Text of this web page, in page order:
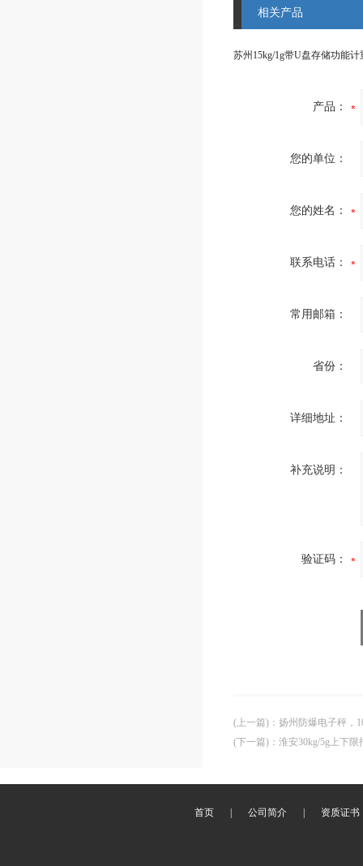
相关产品
苏州15kg/1g带U盘存储功能计
产品：
您的单位：
您的姓名：
联系电话：
常用邮箱：
省份：
详细地址：
补充说明：
验证码：
(上一篇) ： 扬州防爆电子秤，
(下一篇) ： 淮安30kg/5g上下限
首页 公司简介 资质证书